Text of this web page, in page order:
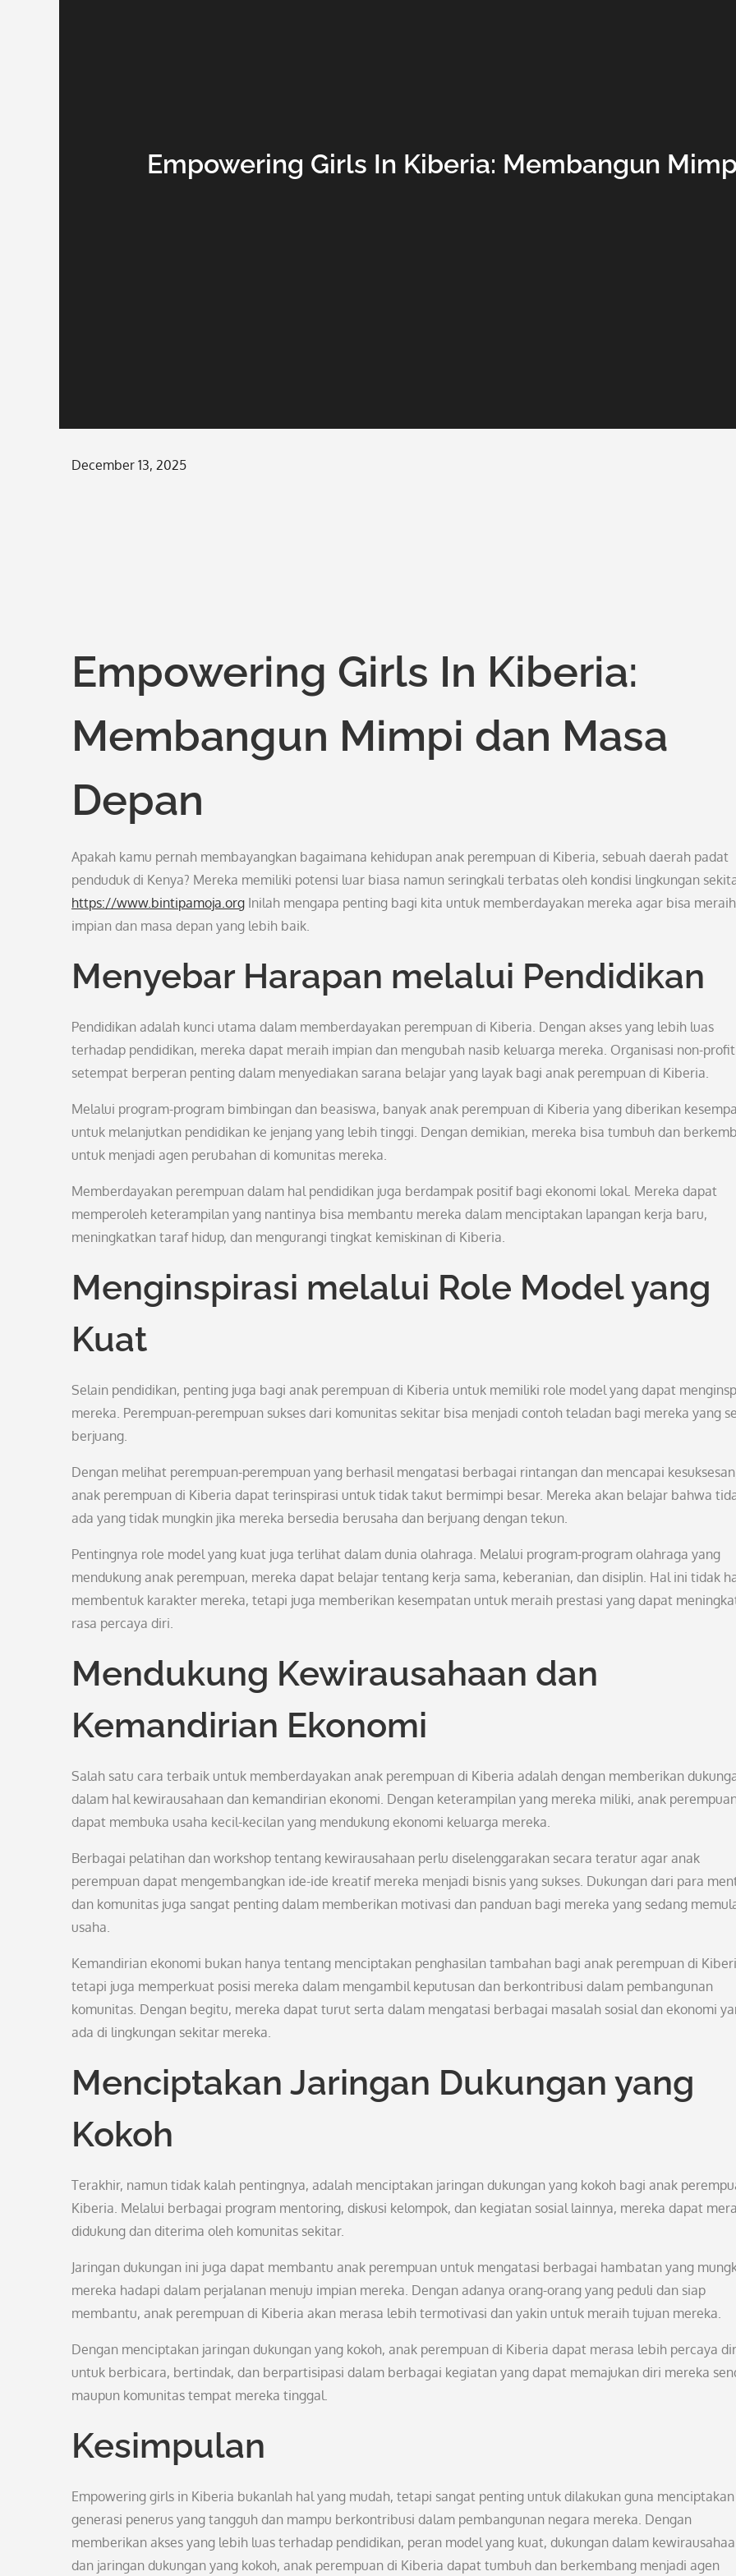
Empowering Girls In Kiberia: Membangun
Posted
December 13, 2025
Empowering Girls In Kiberia:
Membangun Mimpi dan Masa
Depan
Apakah kamu pernah membayangkan bagaimana kehidupan anak perempuan di Kiberia, sebuah daerah padat
penduduk di Kenya? Mereka memiliki potensi luar biasa namun seringkali terbatas oleh kondisi lingkungan
https://www.bintipamoja.org Inilah mengapa penting bagi kita untuk memberdayakan mereka agar bisa meraih
impian dan masa depan yang lebih baik.
Menyebar Harapan melalui Pendidikan
Pendidikan adalah kunci utama dalam memberdayakan perempuan di Kiberia. Dengan akses yang lebih luas
terhadap pendidikan, mereka dapat meraih impian dan mengubah nasib keluarga mereka. Organisasi non-profit
setempat berperan penting dalam menyediakan sarana belajar yang layak bagi anak perempuan di Kiberia.
Melalui program-program bimbingan dan beasiswa, banyak anak perempuan di Kiberia yang diberikan
untuk melanjutkan pendidikan ke jenjang yang lebih tinggi. Dengan demikian, mereka bisa tumbuh dan
untuk menjadi agen perubahan di komunitas mereka.
Memberdayakan perempuan dalam hal pendidikan juga berdampak positif bagi ekonomi lokal. Mereka dapat
memperoleh keterampilan yang nantinya bisa membantu mereka dalam menciptakan lapangan kerja baru,
meningkatkan taraf hidup, dan mengurangi tingkat kemiskinan di Kiberia.
Menginspirasi melalui Role Model yang
Kuat
Selain pendidikan, penting juga bagi anak perempuan di Kiberia untuk memiliki role model yang dapat
mereka. Perempuan-perempuan sukses dari komunitas sekitar bisa menjadi contoh teladan bagi mereka yang
berjuang.
Dengan melihat perempuan-perempuan yang berhasil mengatasi berbagai rintangan dan mencapai
anak perempuan di Kiberia dapat terinspirasi untuk tidak takut bermimpi besar. Mereka akan belajar bahwa
ada yang tidak mungkin jika mereka bersedia berusaha dan berjuang dengan tekun.
Pentingnya role model yang kuat juga terlihat dalam dunia olahraga. Melalui program-program olahraga yang
mendukung anak perempuan, mereka dapat belajar tentang kerja sama, keberanian, dan disiplin. Hal ini tidak
membentuk karakter mereka, tetapi juga memberikan kesempatan untuk meraih prestasi yang dapat
rasa percaya diri.
Mendukung Kewirausahaan dan
Kemandirian Ekonomi
Salah satu cara terbaik untuk memberdayakan anak perempuan di Kiberia adalah dengan memberikan
dalam hal kewirausahaan dan kemandirian ekonomi. Dengan keterampilan yang mereka miliki, anak
dapat membuka usaha kecil-kecilan yang mendukung ekonomi keluarga mereka.
Berbagai pelatihan dan workshop tentang kewirausahaan perlu diselenggarakan secara teratur agar anak
perempuan dapat mengembangkan ide-ide kreatif mereka menjadi bisnis yang sukses. Dukungan dari para
dan komunitas juga sangat penting dalam memberikan motivasi dan panduan bagi mereka yang sedang
usaha.
Kemandirian ekonomi bukan hanya tentang menciptakan penghasilan tambahan bagi anak perempuan di
tetapi juga memperkuat posisi mereka dalam mengambil keputusan dan berkontribusi dalam pembangunan
komunitas. Dengan begitu, mereka dapat turut serta dalam mengatasi berbagai masalah sosial dan ekonomi
ada di lingkungan sekitar mereka.
Menciptakan Jaringan Dukungan yang
Kokoh
Terakhir, namun tidak kalah pentingnya, adalah menciptakan jaringan dukungan yang kokoh bagi anak
Kiberia. Melalui berbagai program mentoring, diskusi kelompok, dan kegiatan sosial lainnya, mereka dapat
didukung dan diterima oleh komunitas sekitar.
Jaringan dukungan ini juga dapat membantu anak perempuan untuk mengatasi berbagai hambatan yang
mereka hadapi dalam perjalanan menuju impian mereka. Dengan adanya orang-orang yang peduli dan siap
membantu, anak perempuan di Kiberia akan merasa lebih termotivasi dan yakin untuk meraih tujuan mereka.
Dengan menciptakan jaringan dukungan yang kokoh, anak perempuan di Kiberia dapat merasa lebih percaya
untuk berbicara, bertindak, dan berpartisipasi dalam berbagai kegiatan yang dapat memajukan diri mereka
maupun komunitas tempat mereka tinggal.
Kesimpulan
Empowering girls in Kiberia bukanlah hal yang mudah, tetapi sangat penting untuk dilakukan guna menciptakan
generasi penerus yang tangguh dan mampu berkontribusi dalam pembangunan negara mereka. Dengan
memberikan akses yang lebih luas terhadap pendidikan, peran model yang kuat, dukungan dalam
dan jaringan dukungan yang kokoh, anak perempuan di Kiberia dapat tumbuh dan berkembang menjadi agen